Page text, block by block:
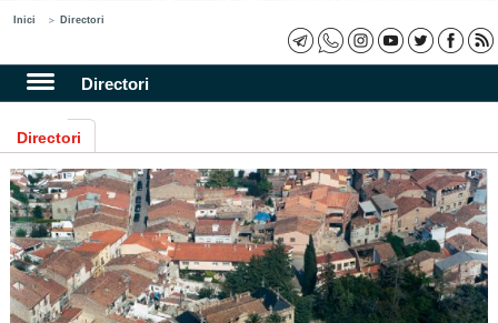
Inici Directori
Directori
Directori